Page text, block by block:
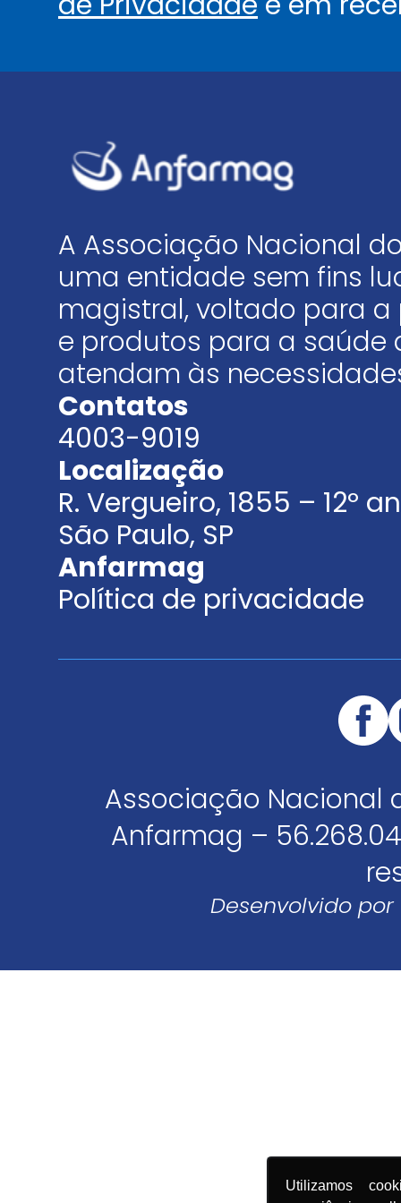
Utilizamos
A Associação Nacional
uma entidade sem fins
magistral, voltado para
e produtos para a saúde
atendam às
Contatos
4003-9019
Localização
R. Vergueiro, 1855 – 12º
São Paulo, SP
Anfarmag
Política de privacidade
Associação Nacional
Anfarmag –
Desenvolvido por